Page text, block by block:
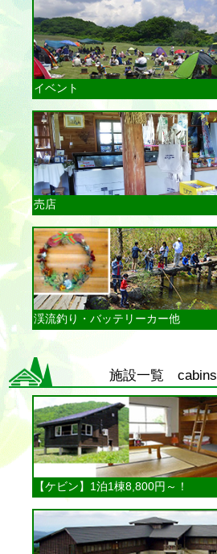
イベント
売店
渓流釣り・バッテリーカー他
施設一覧 cabins
【ケビン】1泊1棟8,800円～！